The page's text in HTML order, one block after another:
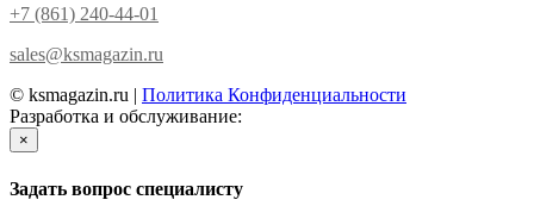
+7 (861) 240-44-01
sales@ksmagazin.ru
© ksmagazin.ru | Политика Конфиденциальности
Разработка и обслуживание:
×
Задать вопрос специалисту